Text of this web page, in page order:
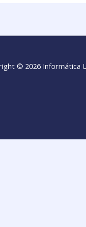
© 2026 Informática